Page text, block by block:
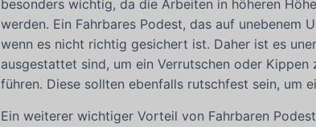
besonders wichtig, da die Arbeiten in höheren
werden. Ein Fahrbares Podest, das auf unebenem
wenn es nicht richtig gesichert ist. Daher ist es
ausgestattet sind, um ein Verrutschen oder
führen. Diese sollten ebenfalls rutschfest sein, um
Ein weiterer wichtiger Vorteil von Fahrbaren